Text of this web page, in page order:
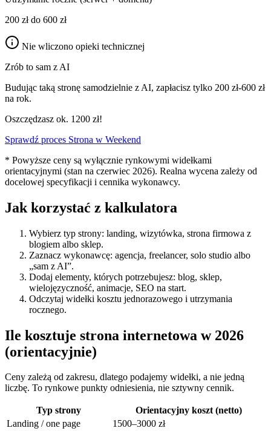
200 zł do 600 zł
Nie wliczono opieki technicznej
Zrób to sam z AI
Budując taką stronę samodzielnie z AI, zapłacisz tylko 200 zł-600 zł
na rok.
Oszczędzasz ok. 1200 zł!
Sprawdź proces Strona w Weekend
* Powyższe ceny są wyłącznie rynkowymi widełkami
orientacyjnymi (stan na czerwiec 2026). Realna wycena zależy od
docelowej specyfikacji i cennika wykonawcy.
Jak korzystać z kalkulatora
Wybierz typ strony: landing, wizytówka, strona firmowa z
blogiem albo sklep.
Zaznacz wykonawcę: agencja, freelancer, solo studio albo
„sam z AI”.
Dodaj elementy, których potrzebujesz: blog, sklep,
wielojęzyczność, animacje, SEO na start.
Odczytaj widełki kosztu jednorazowego i utrzymania
rocznego.
Ile kosztuje strona internetowa w 2026
(orientacyjnie)
Ceny zależą od zakresu, dlatego podajemy widełki, a nie jedną
liczbę. To rynkowe punkty odniesienia, nie sztywny cennik.
Typ strony
Orientacyjny koszt (netto)
Landing / one page
1500–3000 zł